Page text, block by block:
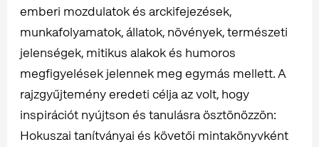
emberi mozdulatok és arckifejezések,
munkafolyamatok, állatok, növények, természeti
jelenségek, mitikus alakok és humoros
megfigyelések jelennek meg egymás mellett. A
rajzgyűjtemény eredeti célja az volt, hogy
inspirációt nyújtson és tanulásra ösztönözzön:
Hokuszai tanítványai és követői mintakönyvként